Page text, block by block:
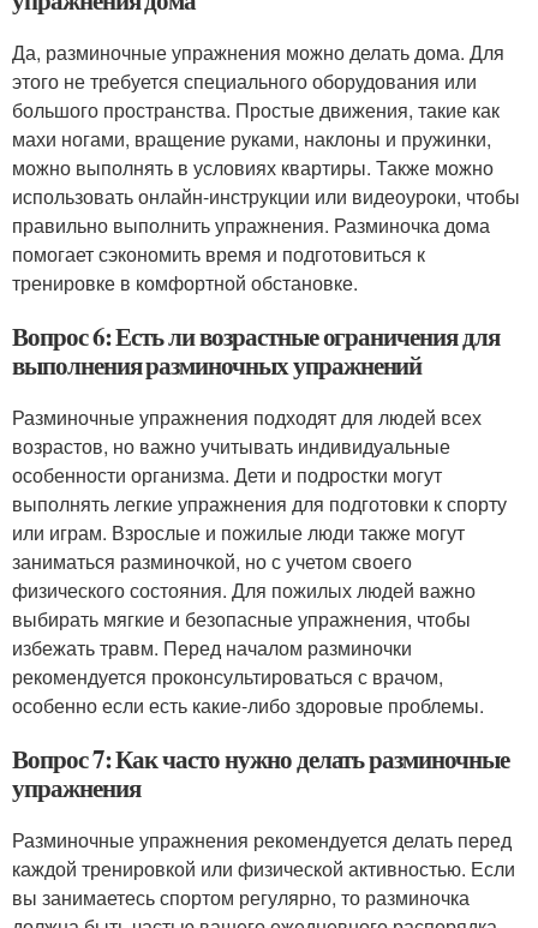
Да, разминочные упражнения можно делать дома. Для
этого не требуется специального оборудования или
большого пространства. Простые движения, такие как
махи ногами, вращение руками, наклоны и пружинки,
можно выполнять в условиях квартиры. Также можно
использовать онлайн-инструкции или видеоуроки, чтобы
правильно выполнить упражнения. Разминочка дома
помогает сэкономить время и подготовиться к
тренировке в комфортной обстановке.
Вопрос 6: Есть ли возрастные ограничения для
выполнения разминочных упражнений
Разминочные упражнения подходят для людей всех
возрастов, но важно учитывать индивидуальные
особенности организма. Дети и подростки могут
выполнять легкие упражнения для подготовки к спорту
или играм. Взрослые и пожилые люди также могут
заниматься разминочкой, но с учетом своего
физического состояния. Для пожилых людей важно
выбирать мягкие и безопасные упражнения, чтобы
избежать травм. Перед началом разминочки
рекомендуется проконсультироваться с врачом,
особенно если есть какие-либо здоровые проблемы.
Вопрос 7: Как часто нужно делать разминочные
упражнения
Разминочные упражнения рекомендуется делать перед
каждой тренировкой или физической активностью. Если
вы занимаетесь спортом регулярно, то разминочка